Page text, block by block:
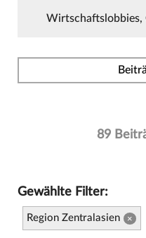
Wirtschaftslobbies,
89
Gewählte Filter:
Region Zentralasien ×